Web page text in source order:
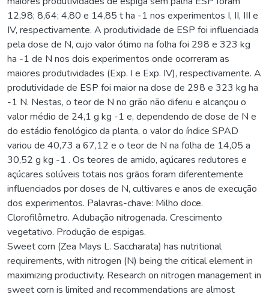
12,98; 8,64; 4,80 e 14,85 t ha -1 nos experimentos I, II, III e
IV, respectivamente. A produtividade de ESP foi influenciada
pela dose de N, cujo valor ótimo na folha foi 298 e 323 kg
ha -1 de N nos dois experimentos onde ocorreram as
maiores produtividades (Exp. I e Exp. IV), respectivamente. A
produtividade de ESP foi maior na dose de 298 e 323 kg ha
-1 N. Nestas, o teor de N no grão não diferiu e alcançou o
valor médio de 24,1 g kg -1 e, dependendo de dose de N e
do estádio fenológico da planta, o valor do índice SPAD
variou de 40,73 a 67,12 e o teor de N na folha de 14,05 a
30,52 g kg -1 . Os teores de amido, açúcares redutores e
açúcares solúveis totais nos grãos foram diferentemente
influenciados por doses de N, cultivares e anos de execução
dos experimentos. Palavras-chave: Milho doce.
Clorofilômetro. Adubação nitrogenada. Crescimento
vegetativo. Produção de espigas.
Sweet corn (Zea Mays L. Saccharata) has nutritional
requirements, with nitrogen (N) being the critical element in
maximizing productivity. Research on nitrogen management in
sweet corn is limited and recommendations are almost